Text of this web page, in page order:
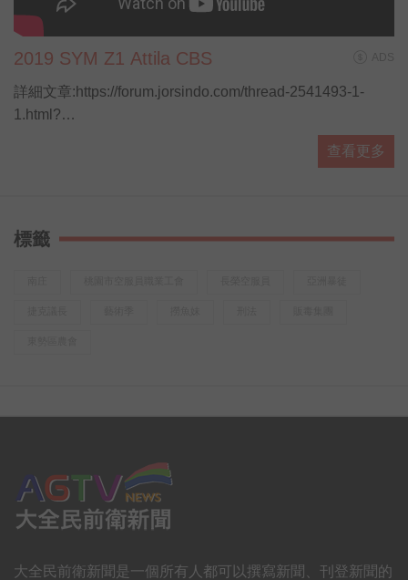
2019 SYM Z1 Attila CBS
詳細文章:https://forum.jorsindo.com/thread-2541493-1-
1.html?
查看更多
標籤
大全民前衛新聞是一個所有人都可以撰寫新聞、刊登新聞的